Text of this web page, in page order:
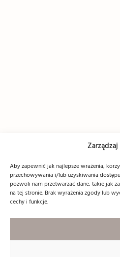
Aby zapewnić jak najlepsze wrażenia,
przechowywania i/lub uzyskiwania
pozwoli nam przetwarzać dane, takie jak
na tej stronie. Brak wyrażenia zgody lub
cechy i funkcje.